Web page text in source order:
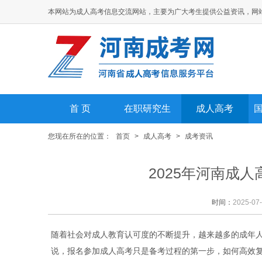
本网站为成人高考信息交流网站，主要为广大考生提供公益资讯，
首 页 在职研究生 成人高考
您现在所在的位置： 首页 > 成人高考 > 成考资讯
2025年河南成人
时间： 2025-
随着社会对成人教育认可度的不断提升，越来越多的成
说，报名参加成人高考只是备考过程的第一步，如何高